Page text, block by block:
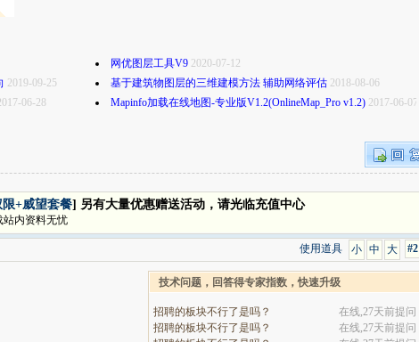
网优图层工具V9 2020-07-12
2019-09-25 基于建筑物图层的三维建模方法 辅助网络评估 2018-08-06
06-28 Mapinfo加载在线地图-专业版V1.2(OnlineMap_Pro v1.2) 2017-06-07
+威望套餐] 另有大量优惠赠送活动，请光临充值中心
站内资料无忧
#2
大
中
小
使用道具
技术问题，回答得专家指数，快速升级
招聘的板块不行了是吗？
在线,27天前提问
招聘的板块不行了是吗？
在线,27天前提问